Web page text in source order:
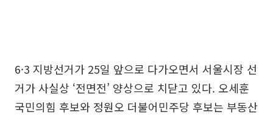
6·3 지방선거가 25일 앞으로 다가오면서 서울시장 선
거가 사실상 ‘전면전’ 양상으로 치닫고 있다. 오세훈
국민의힘 후보와 정원오 더불어민주당 후보는 부동산